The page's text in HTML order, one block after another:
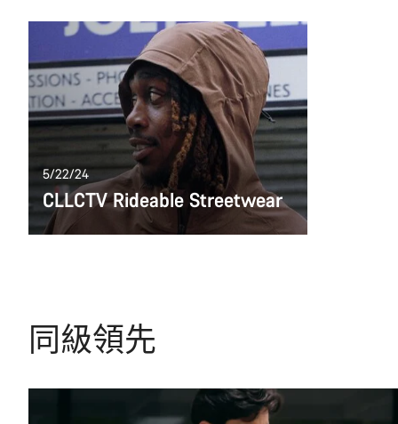
5/22/24
CLLCTV Rideable Streetwear
同級領先